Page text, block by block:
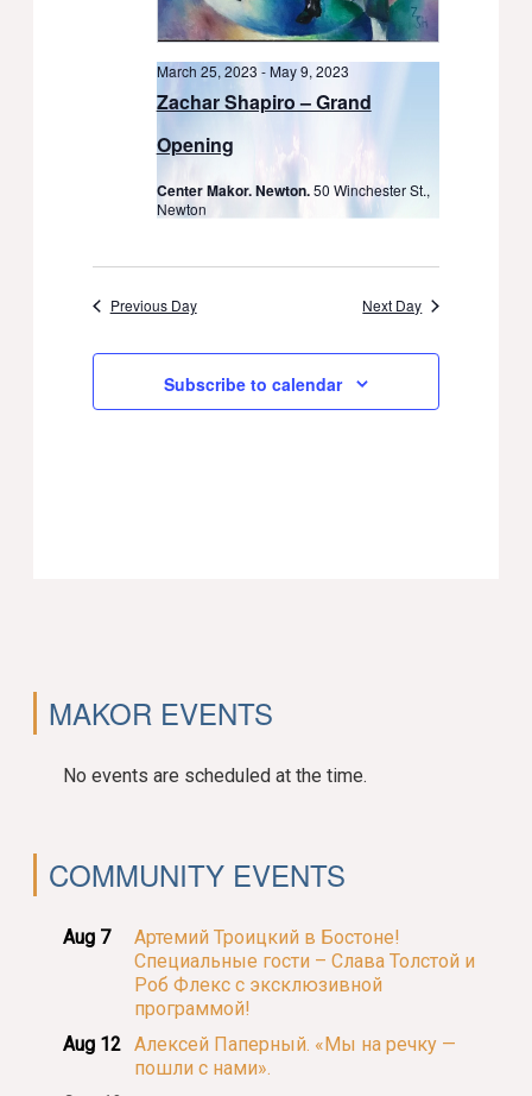
Zachar Shapiro – Grand
Opening
March 25, 2023 -May 9, 2023
Center Makor. Newton.50 Winchester St.,
Newton
Previous Day Next Day
Subscribe to calendar
MAKOR EVENTS
No events are scheduled at the time.
COMMUNITY EVENTS
Aug 7
Артемий Троицкий в Бостоне!
Специальные гости – Слава Толстой и
Роб Флекс с эксклюзивной
программой!
Aug 12 Алексей Паперный. «Мы на речку —
пошли с нами».